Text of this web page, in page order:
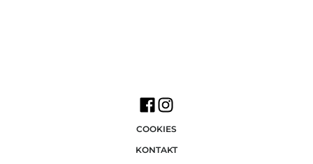
COOKIES
KONTAKT